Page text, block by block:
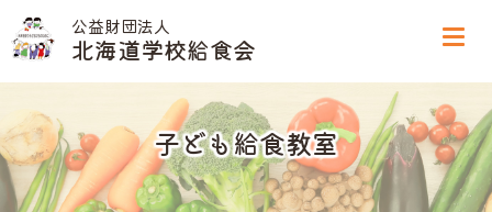
公益財団法人
北海道学校給食会
子ども給食教室